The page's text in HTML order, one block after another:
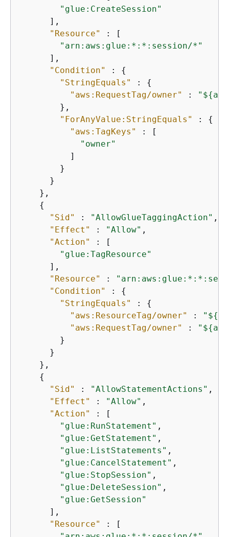
"glue:CreateSession"
      ],
"Resource"
: [
"arn:aws:glue:*:*:session/*"
      ],
"Condition"
: {
"StringEquals"
: {
"aws:RequestTag/owner"
: "${
        },
"ForAnyValue:StringEquals"
: {
"aws:TagKeys"
: [
"owner"
          ]
        }
      }
    },
{
"Sid"
: "AllowGlueTaggingAction" ,
"Effect"
: "Allow" ,
"Action"
: [
"glue:TagResource"
      ],
"Resource"
:
"Condition"
: {
"StringEquals"
: {
"aws:ResourceTag/owner"
: "${
"aws:RequestTag/owner"
: "${
        }
      }
    },
{
"Sid"
: "AllowStatementActions" ,
"Effect"
: "Allow" ,
"Action"
: [
"glue:RunStatement" ,
"glue:GetStatement" ,
"glue:ListStatements" ,
"glue:CancelStatement" ,
"glue:StopSession" ,
"glue:DeleteSession" ,
"glue:GetSession"
      ],
"Resource"
: [